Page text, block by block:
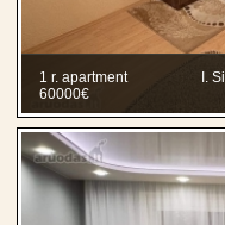
1 r. apartment
I.
60000€